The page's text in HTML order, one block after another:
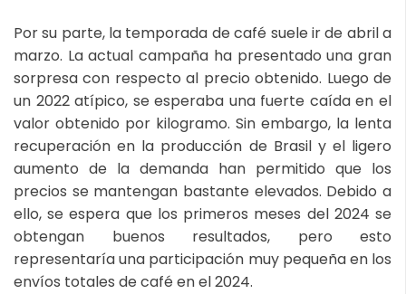
Por su parte, la temporada de café suele ir de abril a
marzo. La actual campaña ha presentado una gran
sorpresa con respecto al precio obtenido. Luego de
un 2022 atípico, se esperaba una fuerte caída en el
valor obtenido por kilogramo. Sin embargo, la lenta
recuperación en la producción de Brasil y el ligero
aumento de la demanda han permitido que los
precios se mantengan bastante elevados. Debido a
ello, se espera que los primeros meses del 2024 se
obtengan buenos resultados, pero esto
representaría una participación muy pequeña en los
envíos totales de café en el 2024.